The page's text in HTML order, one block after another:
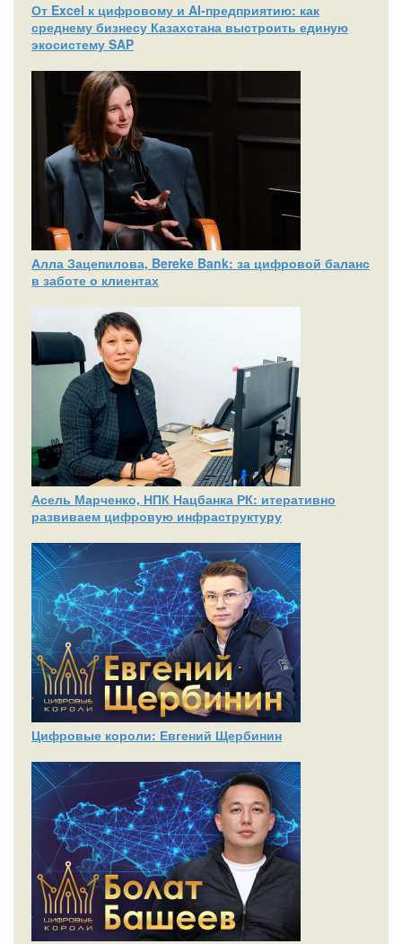
От Excel к цифровому и AI‑предприятию: как
среднему бизнесу Казахстана выстроить единую
экосистему SAP
Алла Зацепилова, Bereke Bank: за цифровой баланс
в заботе о клиентах
Асель Марченко, НПК Нацбанка РК: итеративно
развиваем цифровую инфраструктуру
Цифровые короли: Евгений Щербинин